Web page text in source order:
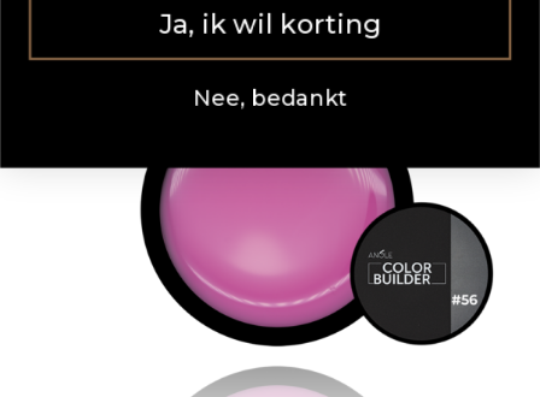
Ja, ik wil korting
Nee, bedankt